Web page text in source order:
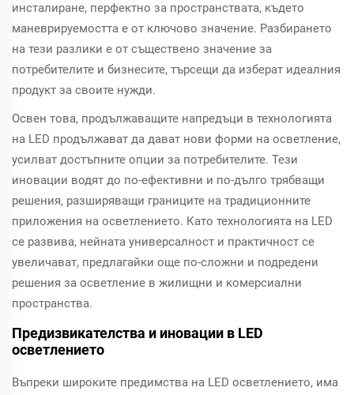
инсталиране, перфектно за пространствата, където
маневрируемостта е от ключово значение. Разбирането
на тези разлики е от съществено значение за
потребителите и бизнесите, търсещи да изберат идеалния
продукт за своите нужди.
Освен това, продължаващите напредъци в технологията
на LED продължават да дават нови форми на осветление,
усилват достъпните опции за потребителите. Тези
иновации водят до по-ефективни и по-дълго трябващи
решения, разширяващи границите на традиционните
приложения на осветлението. Като технологията на LED
се развива, нейната универсалност и практичност се
увеличават, предлагайки още по-сложни и подредени
решения за осветление в жилищни и комерсиални
пространства.
Предизвикателства и иновации в LED
осветлението
Въпреки широките предимства на LED осветлението, има